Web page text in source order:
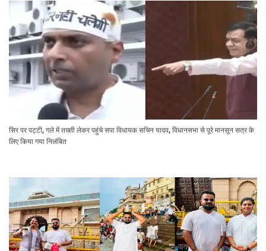
सिर पर पट्टी, गले में तख्ती लेकर पहुंचे सपा विधायक सचिन यादव, विधानसभा से पूरे मानसून सत्र के
लिए किया गया निलंबित